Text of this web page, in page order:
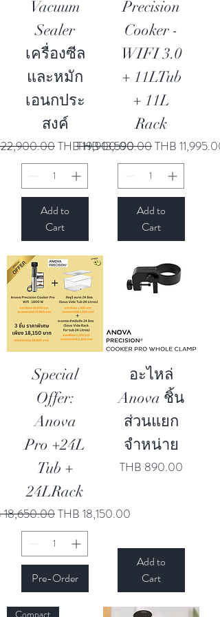
Vacuum
Sealer
เครื่องซีล
และหมัก
เอนกประ
สงค์
Price Sale Price
THB 19,900.00
Add to
Cart
Precision
Cooker -
WIFI 3.0
+ 11LTub
+ 11L
Rack
Regular Price
THB 13,590.00Sale Price
THB 11,995.00
Add to
Cart
Special
Offer:
Anova
Pro +24L
Tub +
24LRack
Price
18,650.00Sale Price
THB 18,150.00
Pre-Order
อะไหล่
Anova ชิ้น
ส่วนแยก
จำหน่าย
Price
THB 890.00
Add to
Cart
Compact